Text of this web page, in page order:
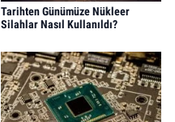
Tarihten Günümüze Nükleer
Silahlar Nasıl Kullanıldı?